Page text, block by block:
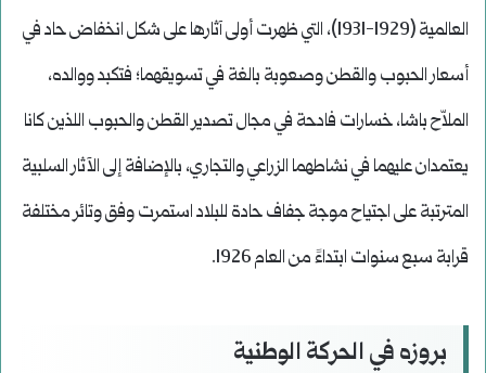
العالمية (1929-1931)، التي ظهرت أولى آثارها على شكل انخفاض حاد في
أسعار الحبوب والقطن وصعوبة بالغة في تسويقهما؛ فتكبد ووالده،
الملاّح باشا، خسارات فادحة في مجال تصدير القطن والحبوب اللذين كانا
يعتمدان عليهما في نشاطهما الزراعي والتجاري، بالإضافة إلى الآثار السلبية
المترتبة على اجتياح موجة جفاف حادة للبلاد استمرت وفق وتائر مختلفة
قرابة سبع سنوات ابتداءً من العام 1926.
بروزه في الحركة الوطنية